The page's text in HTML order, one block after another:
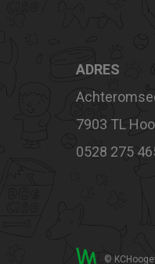
ADRES
7903 TL
0528 275
©